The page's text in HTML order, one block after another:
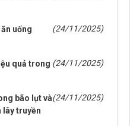
uống
(24/11/2025)
quả trong (24/11/2025)
bão lụt và
lây truyền
(24/11/2025)